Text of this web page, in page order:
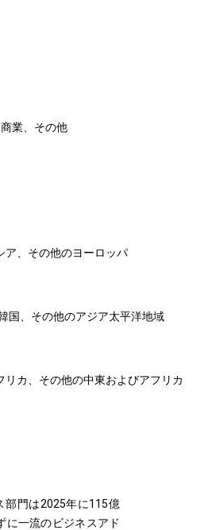
業、その他
ア、その他のヨーロッパ
国、その他のアジア太平洋地域
カ、その他の中東およびアフリカ
部門は2025年に115億
に一流のビジネスアド